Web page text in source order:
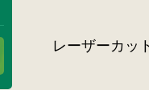
レーザーカッ